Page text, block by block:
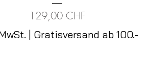
Preis
129,00 CHF
| Gratisversand ab 100.-